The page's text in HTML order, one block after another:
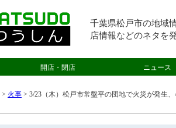
千葉県松戸市の地域
店情報などのネタを
開店・閉店 ニュース
> 火事 > 3/23（木）松戸市常盤平の団地で火災が発生